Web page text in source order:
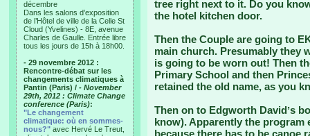
décembre
Dans les salons d’exposition
de l’Hôtel de ville de la Celle St
Cloud (Yvelines) - 8E, avenue
Charles de Gaulle. Entrée libre
tous les jours de 15h à 18h00.
- 29 novembre 2012 :
Rencontre-débat sur les
changements climatiques à
Pantin (Paris) / - November
29th, 2012 : Climate Change
conference (Paris):
"Le changement
climatique: où en sommes-
nous?" avec Hervé Le Treut,
tree right next to it. Do you
the hotel kitchen door.
Then the Couple are going to
main church. Presumably they
is going to be worn out! Then
Primary School and then
retained the old name, as you
Then on to Edgworth Davidʼs
know). Apparently the program
because there has to be canoe